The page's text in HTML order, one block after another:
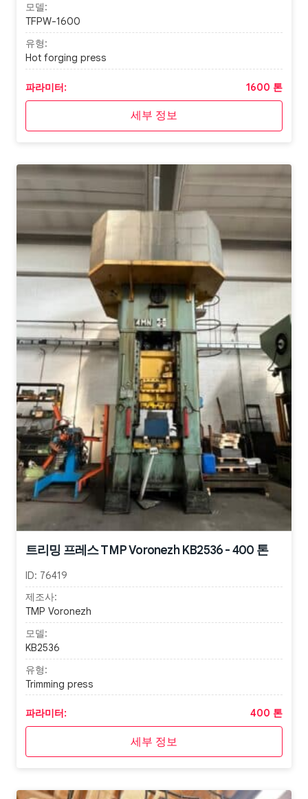
모델:
TFPW-1600
유형:
Hot forging press
파라미터: 1600 톤
세부 정보
트리밍 프레스 TMP Voronezh KB2536 - 400 톤
ID: 76419
제조사:
TMP Voronezh
모델:
KB2536
유형:
Trimming press
파라미터: 400 톤
세부 정보